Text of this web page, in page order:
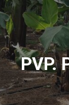
PVP.